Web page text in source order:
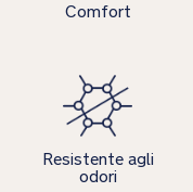
Comfort
Resistente agli
odori